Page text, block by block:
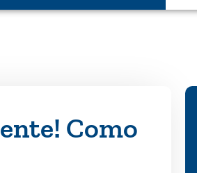
Como